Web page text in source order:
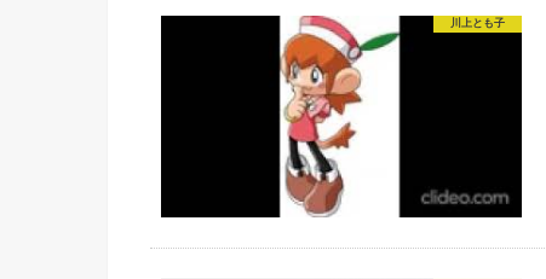
川上とも子